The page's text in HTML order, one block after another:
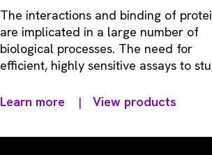
The interactions and binding of
are implicated in a large number of
biological processes. The need for
efficient, highly sensitive assays to
important.
Learn more | View products